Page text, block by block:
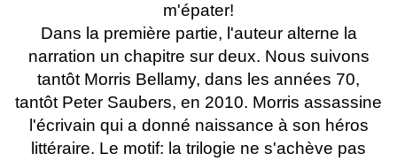
m'épater!
Dans la première partie, l'auteur alterne la
narration un chapitre sur deux. Nous suivons
tantôt Morris Bellamy, dans les années 70,
tantôt Peter Saubers, en 2010. Morris assassine
l'écrivain qui a donné naissance à son héros
littéraire. Le motif: la trilogie ne s'achève pas